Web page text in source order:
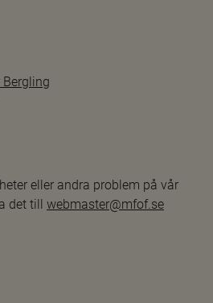
Bergling
eller andra problem på vår
det till webmaster@mfof.se